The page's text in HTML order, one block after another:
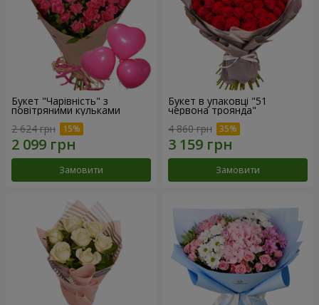
Букет "Чарівність" з
повітряними кульками
2 624 грн
Замовити
Букет в упаковці "51
червона троянда"
4 860 грн
Замовити